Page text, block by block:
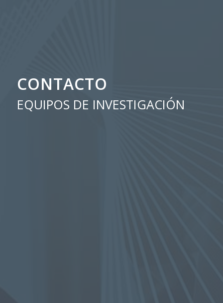
CONTACTO
EQUIPOS DE INVESTIGACIÓN